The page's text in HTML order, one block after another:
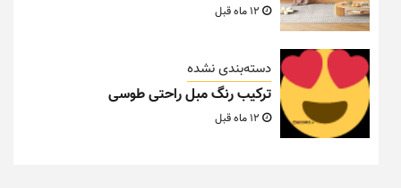
دسته‌بندی نشده
ترکیب رنگ مبل راحتی طوسی